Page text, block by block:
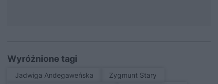
Wyróżnione tagi
Jadwiga Andegaweńska
Zygmunt Stary